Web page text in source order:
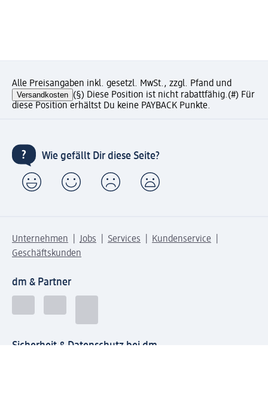
Alle Preisangaben inkl. gesetzl. MwSt., zzgl. Pfand und
Versandkosten (§) Diese Position ist nicht rabattfähig.(#) Für
diese Position erhältst Du keine PAYBACK Punkte.
Wie gefällt Dir diese Seite?
Unternehmen Jobs Services
Kundenservice
Geschäftskunden
dm & Partner
Sicherheit & Datenschutz bei dm